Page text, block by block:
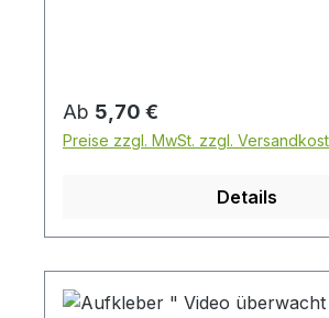
Regulärer Preis:
Ab 5,70 €
Preise zzgl. MwSt. zzgl.
Details